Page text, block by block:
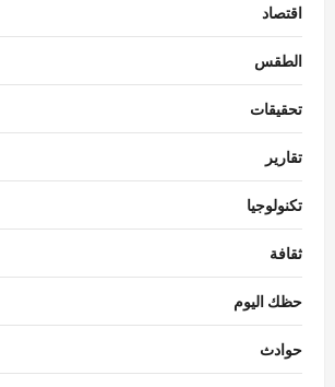
اقتصاد
الطقس
تحقيقات
تقارير
تكنولوجيا
ثقافة
حظك اليوم
حوادث